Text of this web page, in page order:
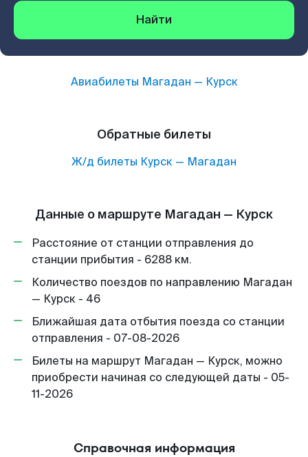
Найти
Авиабилеты Магадан — Курск
Обратные билеты
Ж/д билеты Курск — Магадан
Данные о маршруте Магадан — Курск
Расстояние от станции отправления до
станции прибытия - 6288 км.
Количество поездов по направлению Магадан
— Курск - 46
Ближайшая дата отбытия поезда со станции
отправления - 07-08-2026
Билеты на маршрут Магадан — Курск, можно
приобрести начиная со следующей даты - 05-
11-2026
Справочная информация